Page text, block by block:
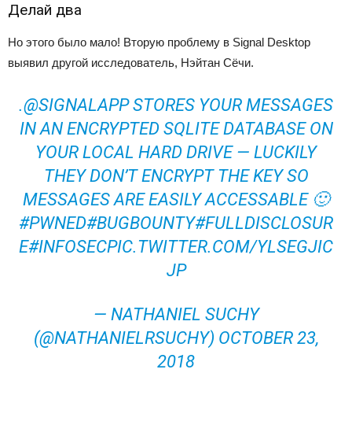
Делай два
Но этого было мало! Вторую проблему в Signal Desktop
выявил другой исследователь, Нэйтан Сёчи.
.@SIGNALAPP STORES YOUR MESSAGES
IN AN ENCRYPTED SQLITE DATABASE ON
YOUR LOCAL HARD DRIVE — LUCKILY
THEY DON’T ENCRYPT THE KEY SO
MESSAGES ARE EASILY ACCESSABLE 🙂
#PWNED#BUGBOUNTY#FULLDISCLOSUR
E#INFOSECPIC.TWITTER.COM/YLSEGJIC
JP
— NATHANIEL SUCHY
(@NATHANIELRSUCHY) OCTOBER 23,
2018